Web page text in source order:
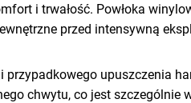
i trwałość. Powłoka
przed intensywną
upuszczenia
chwytu, co jest szczególnie